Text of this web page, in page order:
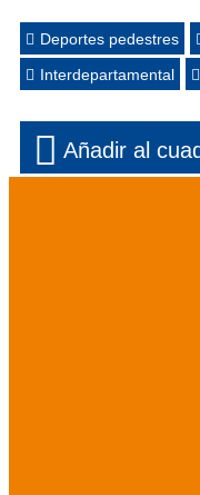
Deportes pedestres
Interdepartamental
Añadir al